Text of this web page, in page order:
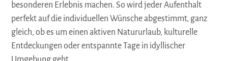
besonderen Erlebnis machen. So wird jeder Aufenthalt
perfekt auf die individuellen Wünsche abgestimmt, ganz
gleich, ob es um einen aktiven Natururlaub, kulturelle
Entdeckungen oder entspannte Tage in idyllischer